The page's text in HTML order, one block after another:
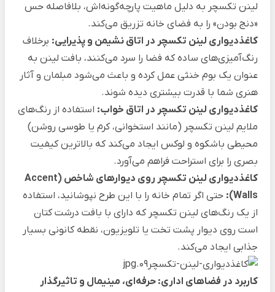
لینن تکسچر به دلیل ماهیت پارچه‌گونه‌اش، بلافاصله حس
«دنج بودن» را به فضای خانه تزریق می‌کند.
کاغذدیواری لینن تکسچر در اتاق نشیمن و پذیرایی: برخلاف
رنگ‌آمیزی‌های ساده که فضا را سرد می‌کنند، بافت لینن به
عنوان یک بوم خنثی عمل کرده و باعث می‌شود مبلمان و آثار
هنری شما با قدرت بیشتری دیده شوند.
کاغذدیواری لینن تکسچر در اتاق خواب: استفاده از رنگ‌های
ملایم لینن تکسچر (مانند استخوانی، کرم یا طوسی روشن)
محیطی باشکوه و لوکس ایجاد می‌کند که بالاترین کیفیت
بصری را برای استراحت فراهم می‌آورد.
کاغذدیواری لینن تکسچر روی دیوارهای شاخص (Accent
Walls):
حتی اگر تمام خانه را با این طرح نپوشانید، استفاده
از یک رنگ‌های لینن تکسچر که دارای با بافت درشت کتان
است روی دیوار پشت تخت یا تلویزیون، نقطه کانونی بسیار
جذابی ایجاد می‌کند.
کاربرد در فضاهای اداری: حرفه‌ای، مینیمال و تاثیرگذار